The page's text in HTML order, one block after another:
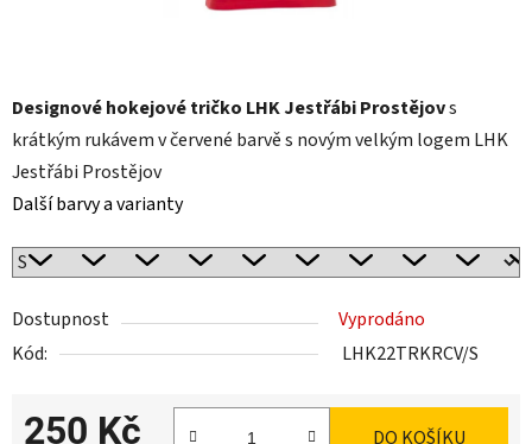
Designové hokejové tričko LHK Jestřábi Prostějovs
krátkým rukávem v červené barvě s novým velkým logem LHK
Jestřábi Prostějov
Další barvy a varianty
Dostupnost
Vyprodáno
Kód:
LHK22TRKRCV/S
250 Kč DO KOŠÍKU